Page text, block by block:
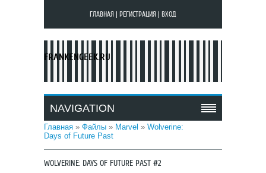
ГЛАВНАЯ РЕГИСТРАЦИЯ ВХОД
FRANKENGEEK.RU
NAVIGATION
Главная » Файлы » Marvel » Wolverine:
Days of Future Past
WOLVERINE: DAYS OF FUTURE PAST #2